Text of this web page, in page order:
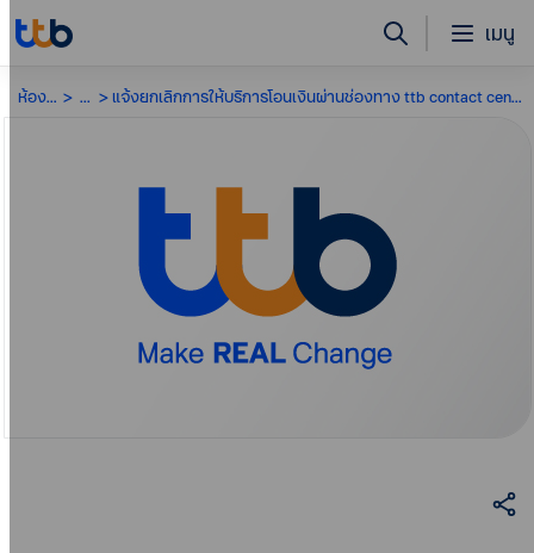
เมนู
ห้องข่าว ... แจ้งยกเลิกการให้บริการโอนเงินผ่านช่องทาง ttb contact center สำหรับบัญชี ทีทีบี มีเซฟ (ttb ME save)